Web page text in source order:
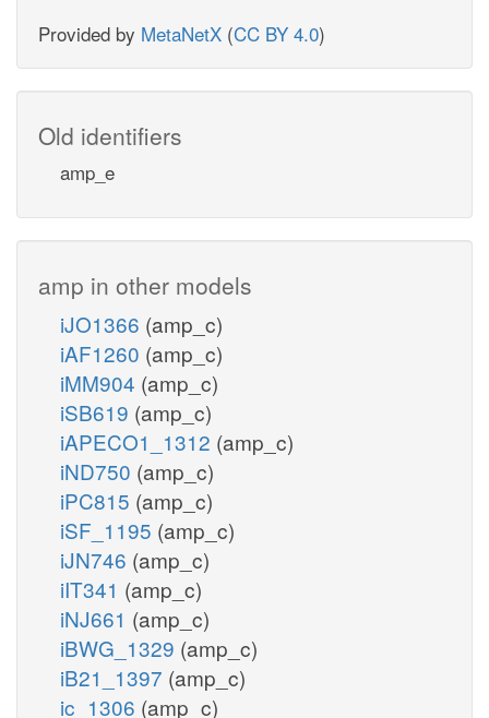
Provided by MetaNetX (CC BY 4.0)
Old identifiers
amp_e
amp in other models
iJO1366 (amp_c)
iAF1260 (amp_c)
iMM904 (amp_c)
iSB619 (amp_c)
iAPECO1_1312 (amp_c)
iND750 (amp_c)
iPC815 (amp_c)
iSF_1195 (amp_c)
iJN746 (amp_c)
iIT341 (amp_c)
iNJ661 (amp_c)
iBWG_1329 (amp_c)
iB21_1397 (amp_c)
ic_1306 (amp_c)